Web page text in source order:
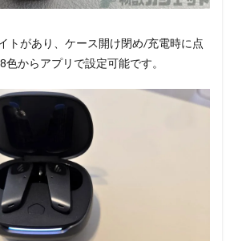
トがあり、ケース開け閉め/充電時に点
からアプリで設定可能です。